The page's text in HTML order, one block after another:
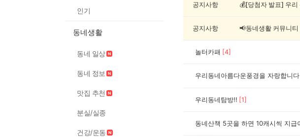
인기
동네생활
동네 일상
동네 정보
맛집 추천
분실/실종
건강/운동
목
공지사항
공지사항 📢동네생활 커뮤니
놀터카패 [4]
우리동네아름다운풍경을 자랑합니다
우리동네탐방!! [1]
동네산책 5곳을 하면 10캐시씩 지급